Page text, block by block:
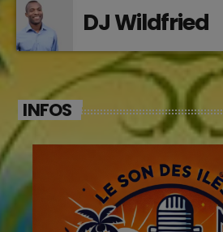
DJ Wildfried
INFOS